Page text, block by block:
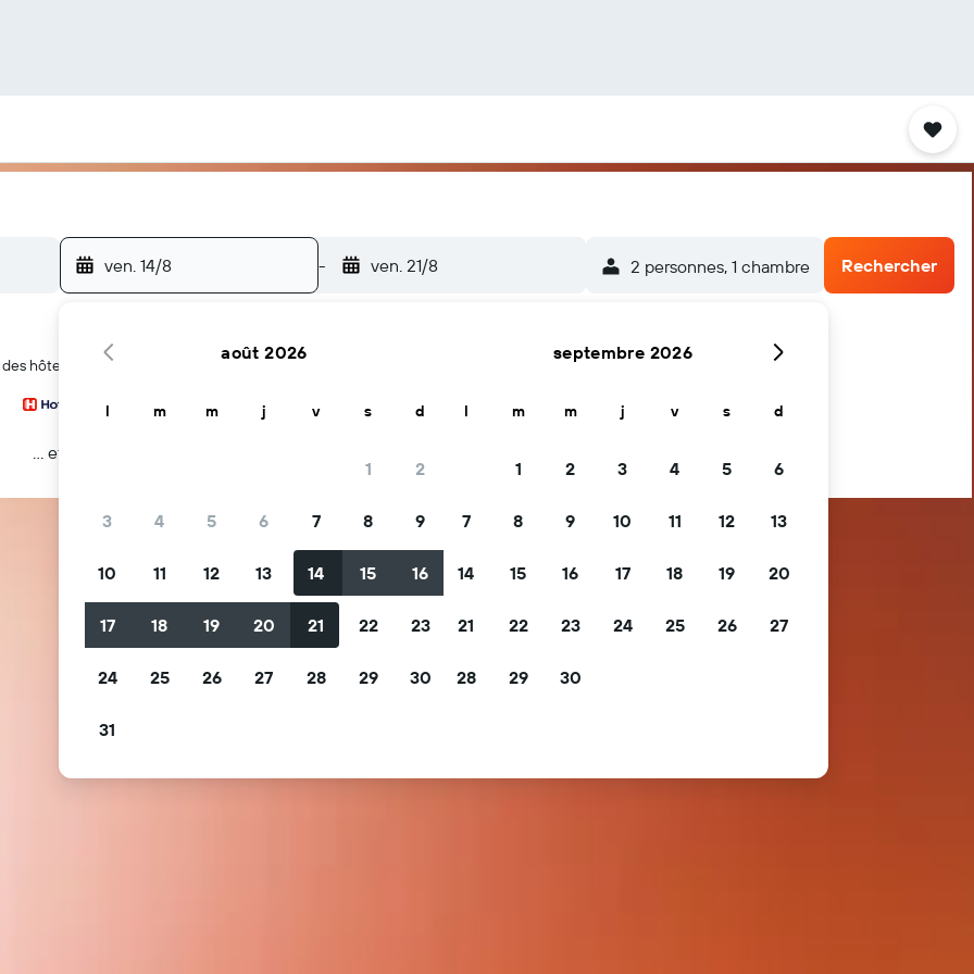
ven. 14/8 - ven. 21/8 2 personnes, 1 chambre Rechercher
hôtels à Flagami
… et plus
août 2026
l m m j v s d
1 2
3 4 5 6 7 8 9
10 11 12 13 14 15 16
17 18 19 20 21 22 23
24 25 26 27 28 29 30
31
septembre 2026
l m m j v s d
1 2 3 4 5 6
7 8 9 10 11 12 13
14 15 16 17 18 19 20
21 22 23 24 25 26 27
28 29 30